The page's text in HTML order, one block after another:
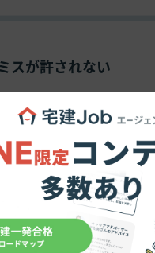
スが許されない
算オーバーの影響が見
してそれにかかわる関係
の影響範囲が大きいです
、顧客への迷惑・利益損
積もっていた場合はまだ